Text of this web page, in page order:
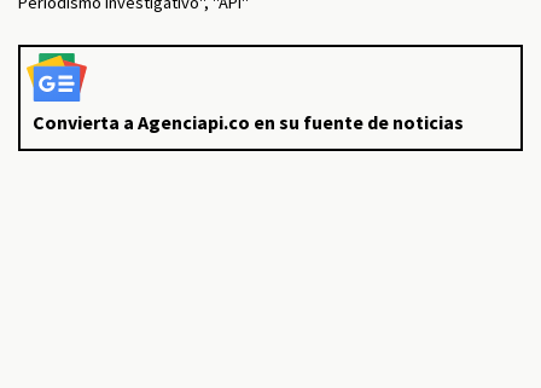
Convierta a Agenciapi.co en su fuente de noticias